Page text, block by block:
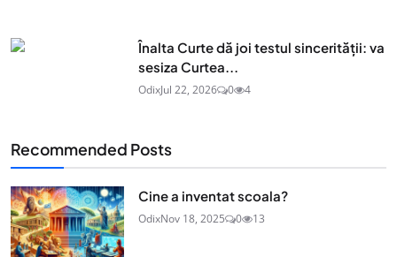
Înalta Curte dă joi testul sincerității: va
sesiza Curtea...
OdixJul 22, 2026 0 4
Recommended Posts
Cine a inventat scoala?
OdixNov 18, 2025 0 13